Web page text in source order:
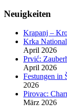
Neuigkeiten
Krapanj –
Krka
April 2026
Prvić:
April 2026
Festungen in
2026
Pirovac:
März 2026